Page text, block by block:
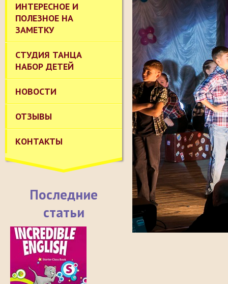
ИНТЕРЕСНОЕ И
ПОЛЕЗНОЕ НА
ЗАМЕТКУ
СТУДИЯ ТАНЦА
НАБОР ДЕТЕЙ
НОВОСТИ
ОТЗЫВЫ
КОНТАКТЫ
Последние
статьи